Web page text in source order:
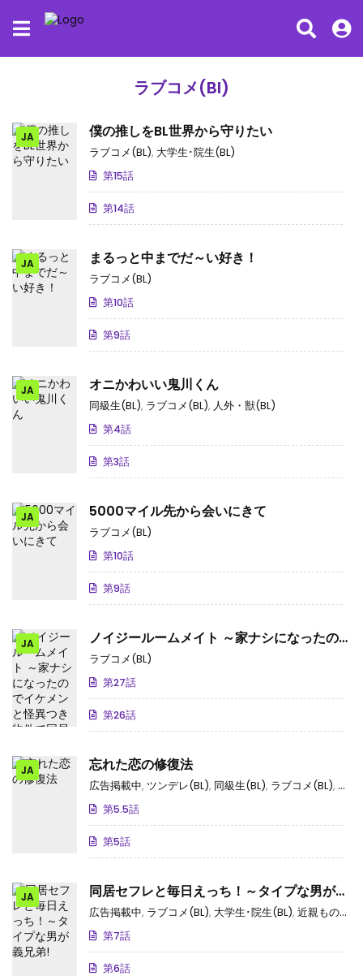
ラブコメ(Bl)
JA 僕の推しをBL世界から守りたい
ラブコメ(BL), 大学生･院生(BL)
第15話
第14話
JA まるっと中までだ～い好き！
ラブコメ(BL)
第10話
第9話
JA オニかわいい鬼川くん
同級生(BL), ラブコメ(BL), 人外・獣(BL)
第4話
第3話
JA 5000マイル先から会いにきて
ラブコメ(BL)
第10話
第9話
JA
ノイジールームメイト ～家ナシになったの
でイケメンと怪異つき物件で同居始めまし
た〜
ラブコメ(BL)
第27話
第26話
JA 忘れた恋の修復法
広告掲載中, ツンデレ(BL), 同級生(BL), ラブコメ(BL), 学生
第5.5話
第5話
JA
同居セフレと毎日えっち！～タイプな男が義
兄弟!
広告掲載中, ラブコメ(BL), 大学生･院生(BL), 近親もの(BL)
第7話
第6話